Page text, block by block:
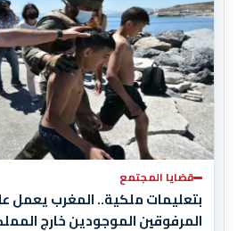
قضايا المجتمع
بتعليمات ملكية.. المغرب يعمل
المرفوقين الموجودين خارج